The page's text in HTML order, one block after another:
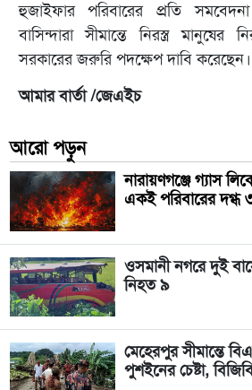
হুজাইফার পরিবারের প্রতি সমবেদনা
বাসিন্দারা সীমান্তে নিরস্ত্র মানুষের
সরকারের জরুরি পদক্ষেপ দাবি করেছেন।
আমার বার্তা /জেএইচ
আরো পড়ুন
নারায়ণগঞ্জে গ্যাস
একই পরিবারের দগ্ধ
ওসমানী নগরে দুই
নিহত ৯
মেহেরপুর সীমান্তে
পুশইনের চেষ্টা,